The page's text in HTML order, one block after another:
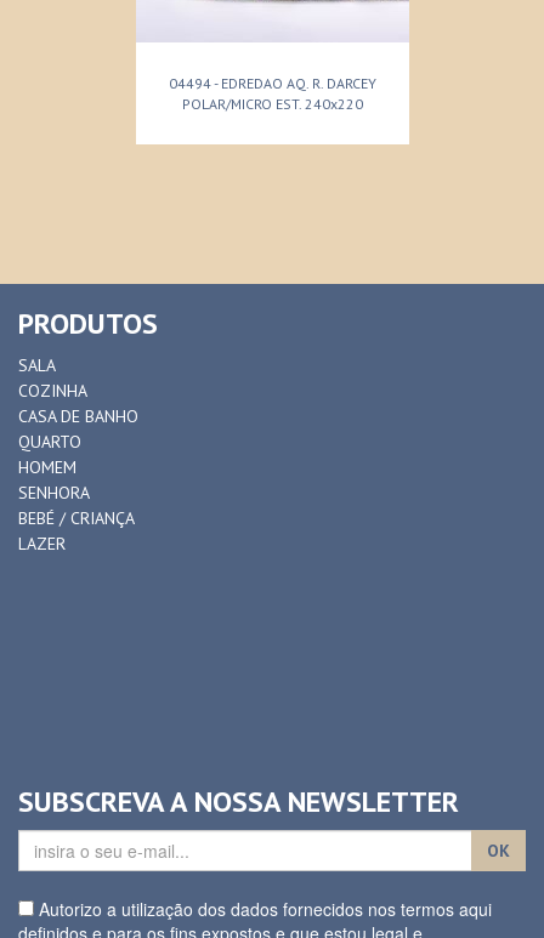
04494 - EDREDAO AQ. R. DARCEY
PRODUTOS
SALA
COZINHA
CASA DE BANHO
QUARTO
HOMEM
SENHORA
BEBÉ / CRIANÇA
SUBSCREVA A NOSSA NEWSLETTER
OK
Autorizo a utilização dos dados fornecidos nos termos aqui